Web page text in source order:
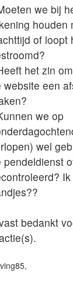
we bij
houden
of loopt
het zin
website een
we op
wel
pendeldienst
bedankt